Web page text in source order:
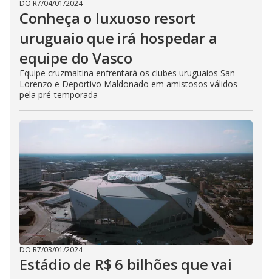
DO R7/04/01/2024
Conheça o luxuoso resort
uruguaio que irá hospedar a
equipe do Vasco
Equipe cruzmaltina enfrentará os clubes uruguaios San
Lorenzo e Deportivo Maldonado em amistosos válidos
pela pré-temporada
DO R7/03/01/2024
Estádio de R$ 6 bilhões que vai